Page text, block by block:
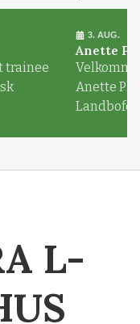
trainee
3. AUG.
Anette
Anette
L-